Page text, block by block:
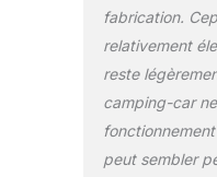
fabrication.
relativement
reste
camping-car
peut sembler